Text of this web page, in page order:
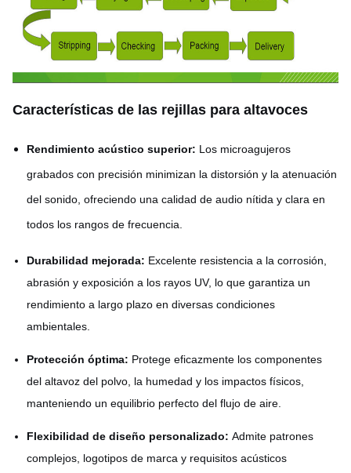
Características de las rejillas para altavoces
Rendimiento acústico superior: Los microagujeros
grabados con precisión minimizan la distorsión y la atenuación
del sonido, ofreciendo una calidad de audio nítida y clara en
todos los rangos de frecuencia.
Durabilidad mejorada: Excelente resistencia a la corrosión,
abrasión y exposición a los rayos UV, lo que garantiza un
rendimiento a largo plazo en diversas condiciones
ambientales.
Protección óptima: Protege eficazmente los componentes
del altavoz del polvo, la humedad y los impactos físicos,
manteniendo un equilibrio perfecto del flujo de aire.
Flexibilidad de diseño personalizado: Admite patrones
complejos, logotipos de marca y requisitos acústicos